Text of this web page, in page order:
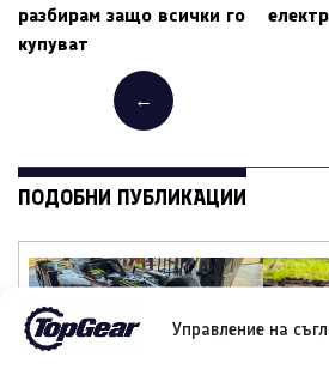
Управление на
разбирам защо всички го
купуват
←
ПОДОБНИ ПУБЛИКАЦИИ